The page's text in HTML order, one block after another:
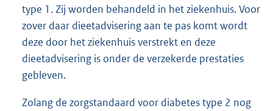
type 1. Zij worden behandeld in het ziekenhuis. Voor
zover daar dieetadvisering aan te pas komt wordt
deze door het ziekenhuis verstrekt en deze
dieetadvisering is onder de verzekerde prestaties
gebleven.
Zolang de zorgstandaard voor diabetes type 2 nog